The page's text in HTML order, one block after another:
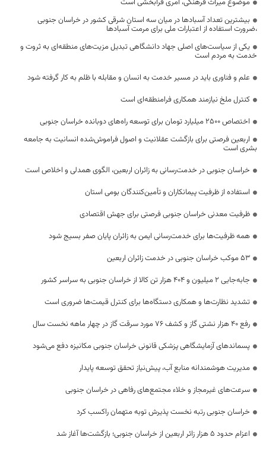
موضوع میراث فرهنگی، امری فرابخشی است
بیشترین تعداد آسبادها در میان سه استان شرقی کشور در خراسان جنوبی
،ضرورت استفاده از اعتبارات ملی برای مرمت آسبادها
یکی از سیاست‌های اصلی جهاد دانشگاهی تبدیل مزیت‌های منطقه‌ای به ثروت و
خدمت به مردم است
علم و فناوری باید در مسیر خدمت به انسان و مقابله با ظلم به کار گرفته شود
کنترل ملخ نیازمند همکاری فرامنطقه‌ای است
اختصاص 2500 میلیارد تومان برای توسعه راه‌های دوبانده خراسان جنوبی
اربعین فرصتی برای بازگشت عقلانیت و اصول فراموش‌شده انسانیت به جامعه
بشری است
خراسان جنوبی در خدمت‌رسانی به زائران اربعین، الگوی همدلی و اخلاص است
استفاده از ظرفیت پیمانکاران و تأمین‌کنندگان بومی استان
ظرفیت معدنی خراسان جنوبی فرصتی برای جهش اقتصادی
همه ظرفیت‌ها برای خدمت‌رسانی ایمن به زائران پایان صفر بسیج شود
53 موکب خراسان جنوبی در خدمت زائران اربعین
جابه‌جایی 2 میلیون و 404 هزار تن کالا از خراسان جنوبی به سراسر کشور
تشدید نظارت‌ها و همکاری دستگاه‌ها برای کنترل قیمت‌ها ضروری است
رفع 40 هزار نشتی گاز و کشف 76 مورد سرقت گاز در چهار ماهه نخست سال
پسماندهای آزمایشگاهی پزشکی قانونی خراسان جنوبی مکانیزه دفع می‌شود
مدیریت هوشمندانه منابع آب، پیش‌نیاز تحقق توسعه پایدار
سرعت‌های غیرمجاز و خلاء مجتمع‌های رفاهی در خراسان جنوبی
خراسان جنوبی رتبه نخست پذیرش توبه متهمان راکسب کرد
اعزام حدود 5 هزار زائر اربعین از خراسان جنوبی؛ بازگشت‌ها آغاز شد